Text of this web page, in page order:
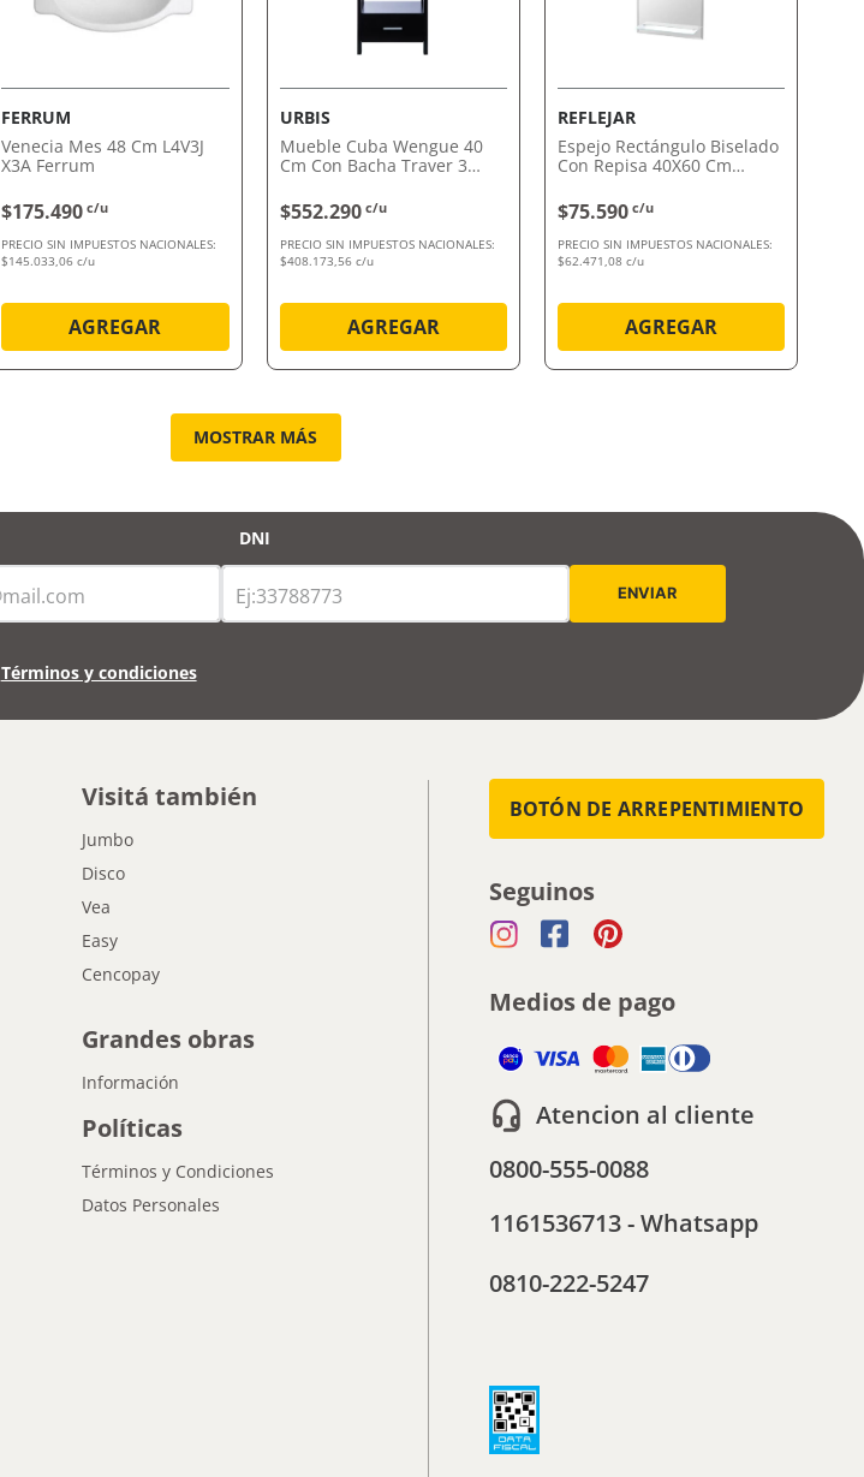
FERRUM
Venecia Mes 48 Cm L4V3J
X3A Ferrum
$175.490 c/u
PRECIO SIN IMPUESTOS NACIONALES:
$145.033,06 c/u
AGREGAR
VISTA RÁPIDA
URBIS
Mueble Cuba Wengue 40
Cm Con Bacha Traver 3
$552.290 c/u
PRECIO SIN IMPUESTOS NACIONALES:
$408.173,56 c/u
AGREGAR
REFLEJAR
Espejo Rectángulo Biselado
Con Repisa 40X60 Cm
$75.590 c/u
PRECIO SIN IMPUESTOS NACIONALES:
$62.471,08 c/u
AGREGAR
MOSTRAR MÁS
DNI
Términos y condiciones
Visitá también
Jumbo
Disco
Vea
Easy
Cencopay
Grandes obras
Información
Políticas
Términos y Condiciones
Datos Personales
BOTÓN DE ARREPENTIMIENTO
Seguinos
Medios de pago
Atencion al cliente
0800-555-0088
1161536713 - Whatsapp
0810-222-5247